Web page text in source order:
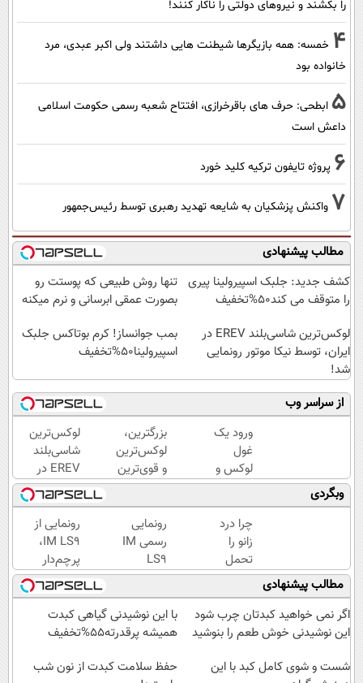
را بکشند و نیرو‌های دولتی را ناکار کنند!
4 خمسه: همه بازیگرها شیطنت هایی داشتند ولی اکبر عبدی، مرد
خانواده بود
5 ابطحی: حرف های باقرخرازی، افتتاح شعبه رسمی حکومت اسلامی
داعش است
6 پروژه تایفون ترکیه کلید خورد
7 واکنش پزشکیان به شایعه تهدید رهبری توسط رئیس‌جمهور
مطالب پیشنهادی
کشف جدید: جلبک اسپیرولینا پیری
را متوقف می کند50%تخفیف
تنها روش طبیعی که پوستت رو
بصورت عمقی ابرسانی و نرم میکنه
لوکس‌ترین شاسی‌بلند EREV در
ایران، توسط نیکا موتور رونمایی
شد!
بمب جوانساز! کرم بوتاکس جلبک
اسپیرولینا50%تخفیف
از سراسر وب
ورود یک
غول
لوکس و
هوشمند
به ایران،
IM LS9
رسماً
رونمایی
شد
بزرگترین،
لوکس‌ترین
و قوی‌ترین
شاسی بلند
EREV در
در ایران
رونمایی
شد
لوکس‌ترین
شاسی‌بلند
EREV در
ایران،
توسط نیکا
موتور
رونمایی
شد!
وبگردی
چرا درد
زانو را
تحمل
می‌کنی؟
خیلی
ساده
درمنزل
کن
رونمایی
رسمی IM
LS9
لوکس‌ترین
EREV در
ایران
رونمایی از
IM LS9،
پرچم‌دار
فوق‌لوکس
EREV
وارد بازار
ایران شد
مطالب پیشنهادی
اگر نمی خواهید کبدتان چرب شود
این نوشیدنی خوش طعم را بنوشید
با این نوشیدنی گیاهی کبدت
همیشه پرقدرته55%تخفیف
شست و شوی کامل کبد با این
حفظ سلامت کبدت از نون شب